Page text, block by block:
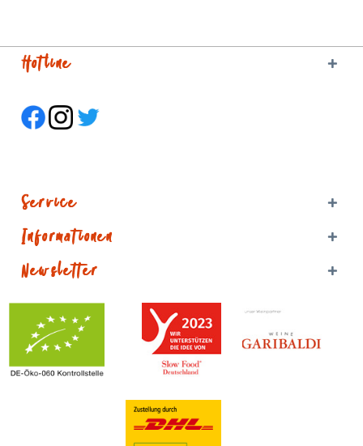
Hotline
Service
Informationen
Newsletter